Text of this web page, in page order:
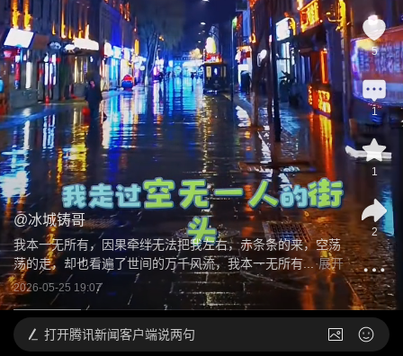
@冰城铸哥
我本一无所有，因果牵绊无法把我左右，赤条条的来，空荡
荡的走，却也看遍了世间的万千风流，我本一无所有... 展开
2026-05-25 19:07
5
1
1
2
打开腾讯新闻客户端说两句